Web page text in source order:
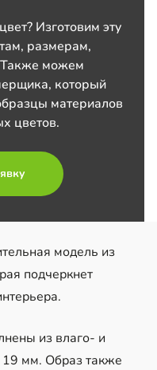
Изготовим эту
размерам,
можем
который
материалов
цветов.
модель из
подчеркнет
из влаго- и
мм. Образ также